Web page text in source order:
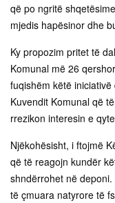
që po ngritë
mjedis hapësinor dhe
Ky propozim pritet të
Komunal më 26
fuqishëm këtë
Kuvendit Komunal që
rrezikon interesin e
Njëkohësisht, i ftojmë
që të reagojn kundër
shndërrohet në
të çmuara natyrore të